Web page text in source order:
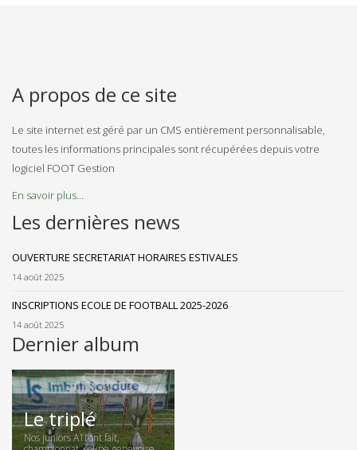
A propos de ce site
Le site internet est géré par un CMS entièrement personnalisable,
toutes les informations principales sont récupérées depuis votre
logiciel FOOT Gestion
En savoir plus...
Les dernières news
OUVERTURE SECRETARIAT HORAIRES ESTIVALES
14 août 2025
INSCRIPTIONS ECOLE DE FOOTBALL 2025-2026
14 août 2025
Dernier album
Le triplé
Nos juniors A1l’ont fait,